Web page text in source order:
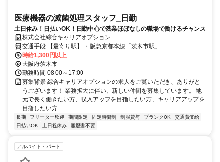
医療機器の滅菌処理スタッフ_日勤
土日休み！日払いOK！日勤中心で残業ほぼなしの職場で働けるチャンス
株式会社綜合キャリアオプション
交通手段 【最寄り駅】 ・阪急京都本線「茨木市駅」
時給1,300円以上
大阪府茨木市
勤務時間 08:00～17:00
募集背景 綜合キャリアオプションの求人をご覧いただき、ありがと
うございます！ 業務拡大に伴い、新しい仲間を募集しています。 地
元で長く働きたい方、収入アップを目指したい方、キャリアアップを
目指したい方...
長期 フリーター歓迎 期間限定 固定時間制 制服貸与 ブランクOK
交通費支給
日払いOK
土日祝休み 履歴書不要
アルバイト・パート